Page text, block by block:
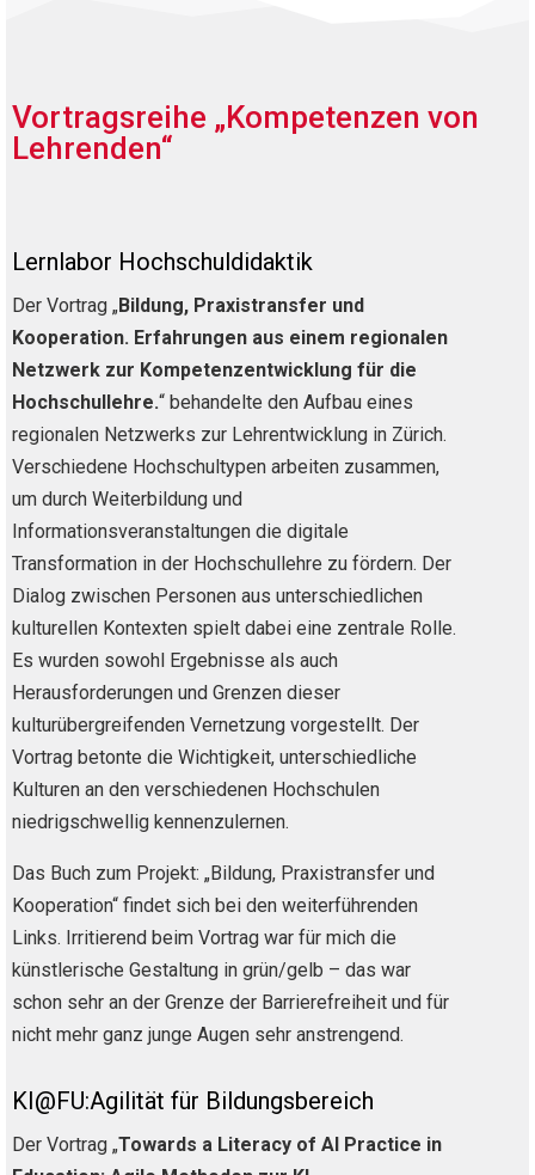
Vortragsreihe „Kompetenzen von
Lehrenden“
Lernlabor Hochschuldidaktik
Der Vortrag „Bildung, Praxistransfer und
Kooperation. Erfahrungen aus einem regionalen
Netzwerk zur Kompetenzentwicklung für die
Hochschullehre.“ behandelte den Aufbau eines
regionalen Netzwerks zur Lehrentwicklung in Zürich.
Verschiedene Hochschultypen arbeiten zusammen,
um durch Weiterbildung und
Informationsveranstaltungen die digitale
Transformation in der Hochschullehre zu fördern. Der
Dialog zwischen Personen aus unterschiedlichen
kulturellen Kontexten spielt dabei eine zentrale Rolle.
Es wurden sowohl Ergebnisse als auch
Herausforderungen und Grenzen dieser
kulturübergreifenden Vernetzung vorgestellt. Der
Vortrag betonte die Wichtigkeit, unterschiedliche
Kulturen an den verschiedenen Hochschulen
niedrigschwellig kennenzulernen.
Das Buch zum Projekt: „Bildung, Praxistransfer und
Kooperation“ findet sich bei den weiterführenden
Links. Irritierend beim Vortrag war für mich die
künstlerische Gestaltung in grün/gelb – das war
schon sehr an der Grenze der Barrierefreiheit und für
nicht mehr ganz junge Augen sehr anstrengend.
KI@FU:Agilität für Bildungsbereich
Der Vortrag „Towards a Literacy of AI Practice in